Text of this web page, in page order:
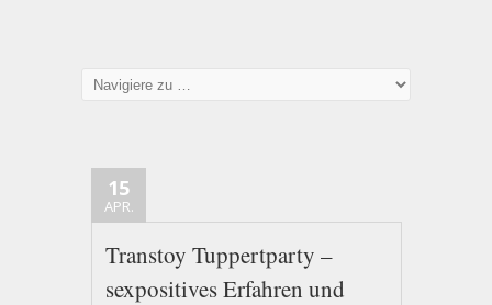
15
APR.
Transtoy Tuppertparty –
sexpositives Erfahren und